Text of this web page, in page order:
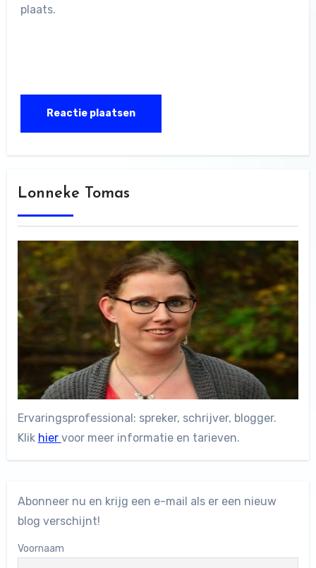
plaats.
Lonneke Tomas
Ervaringsprofessional: spreker, schrijver, blogger.
Klik hier voor meer informatie en tarieven.
Abonneer nu en krijg een e-mail als er een nieuw
blog verschijnt!
Voornaam